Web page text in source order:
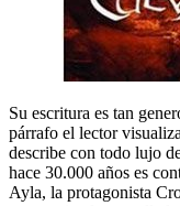
Su escritura es tan
párrafo el lector
describe con todo lujo
hace 30.000 años es
Ayla, la protagonista